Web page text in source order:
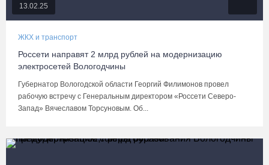
13.02.25
ЖКХ и транспорт
Россети направят 2 млрд рублей на модернизацию
электросетей Вологодчины
Губернатор Вологодской области Георгий Филимонов провел
рабочую встречу с Генеральным директором «Россети Северо-
Запад» Вячеславом Торсуновым. Об...